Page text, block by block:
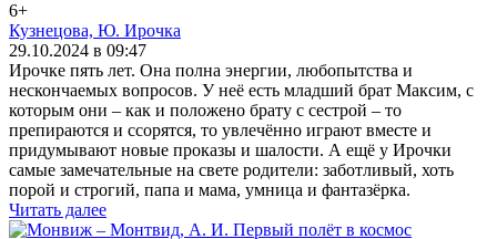
6+
Кузнецова, Ю. Ирочка
29.10.2024 в 09:47
Ирочке пять лет. Она полна энергии, любопытства и
нескончаемых вопросов. У неё есть младший брат Максим, с
которым они – как и положено брату с сестрой – то
препираются и ссорятся, то увлечённо играют вместе и
придумывают новые проказы и шалости. А ещё у Ирочки
самые замечательные на свете родители: заботливый, хоть
порой и строгий, папа и мама, умница и фантазёрка.
Читать далее